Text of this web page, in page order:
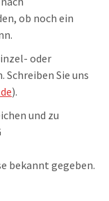
ob noch ein
oder
Schreiben Sie uns
).
und zu
bekannt gegeben.